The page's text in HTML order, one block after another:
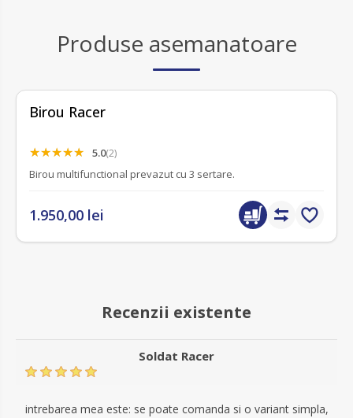
Produse asemanatoare
Birou Racer
5.0(2)
Birou multifunctional prevazut cu 3 sertare.
1.950,00 lei
Recenzii existente
Soldat Racer
intrebarea mea este: se poate comanda si o variant simpla,